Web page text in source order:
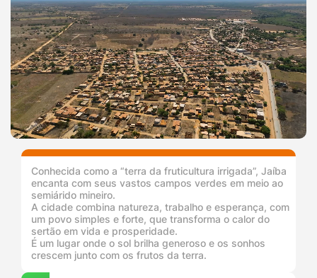
Conhecida como a “terra da fruticultura irrigada”, Jaíba
encanta com seus vastos campos verdes em meio ao
semiárido mineiro.
A cidade combina natureza, trabalho e esperança, com
um povo simples e forte, que transforma o calor do
sertão em vida e prosperidade.
É um lugar onde o sol brilha generoso e os sonhos
crescem junto com os frutos da terra.